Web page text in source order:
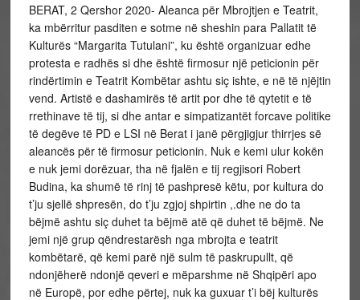
BERAT, 2 Qershor 2020- Aleanca për Mbrojtjen e Teatrit,
ka mbërritur pasditen e sotme në sheshin para Pallatit të
Kulturës “Margarita Tutulani”, ku është organizuar edhe
protesta e radhës si dhe është firmosur një peticionin për
rindërtimin e Teatrit Kombëtar ashtu siç ishte, e në të njëjtin
vend. Artistë e dashamirës të artit por dhe të qytetit e të
rrethinave të tij, si dhe antar e simpatizantët forcave politike
të degëve të PD e LSI në Berat i janë përgjigjur thirrjes së
aleancës për të firmosur peticionin. Nuk e kemi ulur kokën
e nuk jemi dorëzuar, tha në fjalën e tij regjisori Robert
Budina, ka shumë të rinj të pashpresë këtu, por kultura do
t’ju sjellë shpresën, do t’ju zgjoj shpirtin ,.dhe ne do ta
bëjmë ashtu siç duhet ta bëjmë atë që duhet të bëjmë. Ne
jemi një grup qëndrestarësh nga mbrojta e teatrit
kombëtarë, që kemi parë një sulm të paskrupullt, që
ndonjëherë ndonjë qeveri e mëparshme në Shqipëri apo
në Europë, por edhe përtej, nuk ka guxuar t’i bëj kulturës